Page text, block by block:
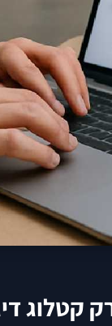
קטלוג